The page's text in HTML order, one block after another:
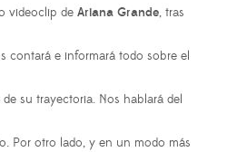
videoclip de Ariana Grande, tras
contará e informará todo sobre el
su trayectoria. Nos hablará del
Por otro lado, y en un modo más